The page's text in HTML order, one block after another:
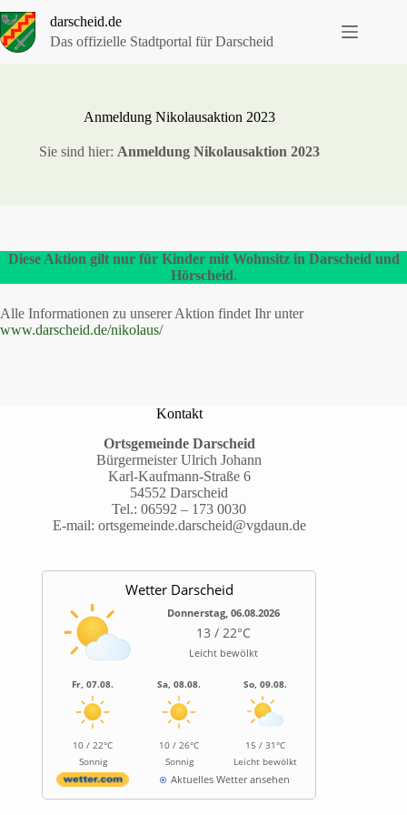
Inhalt
springen
darscheid.de
Das offizielle Stadtportal für Darscheid
Anmeldung Nikolausaktion 2023
Sie sind hier: Anmeldung Nikolausaktion 2023
Diese Aktion gilt nur für Kinder mit Wohnsitz in Darscheid und
Hörscheid.
Alle Informationen zu unserer Aktion findet Ihr unter
www.darscheid.de/nikolaus/
Kontakt
Ortsgemeinde Darscheid
Bürgermeister Ulrich Johann
Karl-Kaufmann-Straße 6
54552 Darscheid
Tel.:06592 – 173 0030
E-mail: ortsgemeinde.darscheid@vgdaun.de
Wetter Darscheid
Donnerstag, 06.08.2026
13 / 22°C
Leicht bewölkt
Fr, 07.08.
10 / 22°C
Sonnig
Sa, 08.08.
10 / 26°C
Sonnig
So, 09.08.
15 / 31°C
Leicht bewölkt
Aktuelles Wetter ansehen